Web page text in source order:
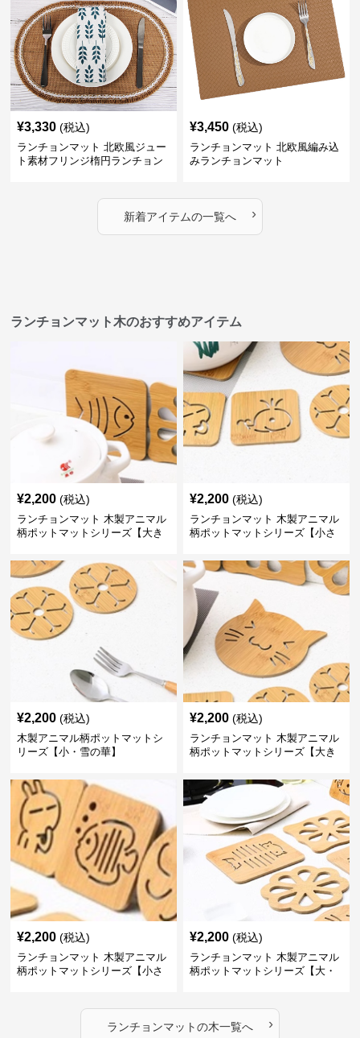
¥3,330 (税込)
ランチョンマット 北欧風ジュー
ト素材フリンジ楕円ランチョン
¥3,450 (税込)
ランチョンマット 北欧風編み込
みランチョンマット
新着アイテムの一覧へ ›
ランチョンマット木のおすすめアイテム
¥2,200 (税込)
ランチョンマット 木製アニマル
柄ポットマットシリーズ【大き
¥2,200 (税込)
ランチョンマット 木製アニマル
柄ポットマットシリーズ【小さ
¥2,200 (税込)
木製アニマル柄ポットマットシ
リーズ【小・雪の華】
¥2,200 (税込)
ランチョンマット 木製アニマル
柄ポットマットシリーズ【大き
¥2,200 (税込)
ランチョンマット 木製アニマル
柄ポットマットシリーズ【小さ
¥2,200 (税込)
ランチョンマット 木製アニマル
柄ポットマットシリーズ【大・
ランチョンマットの木一覧へ ›